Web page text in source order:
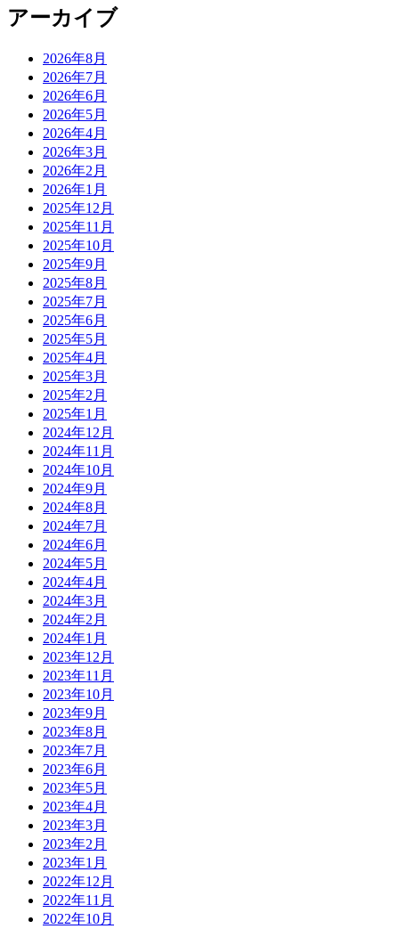
アーカイブ
2026年8月
2026年7月
2026年6月
2026年5月
2026年4月
2026年3月
2026年2月
2026年1月
2025年12月
2025年11月
2025年10月
2025年9月
2025年8月
2025年7月
2025年6月
2025年5月
2025年4月
2025年3月
2025年2月
2025年1月
2024年12月
2024年11月
2024年10月
2024年9月
2024年8月
2024年7月
2024年6月
2024年5月
2024年4月
2024年3月
2024年2月
2024年1月
2023年12月
2023年11月
2023年10月
2023年9月
2023年8月
2023年7月
2023年6月
2023年5月
2023年4月
2023年3月
2023年2月
2023年1月
2022年12月
2022年11月
2022年10月